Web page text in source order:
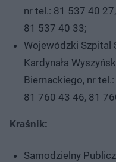
nr tel.: 81 537 40
81 537 40 33;
Wojewódzki Szpital
Kardynała
Biernackiego, nr
81 760 43 46, 81
Kraśnik:
Samodzielny